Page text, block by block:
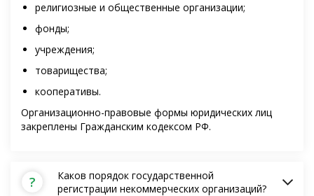
религиозные и общественные организации;
фонды;
учреждения;
товарищества;
кооперативы.
Организационно-правовые формы юридических лиц
закреплены Гражданским кодексом РФ.
?
Каков порядок государственной
регистрации некоммерческих организаций?